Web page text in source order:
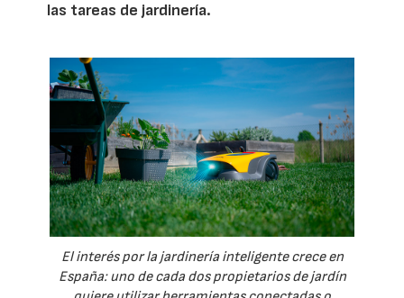
las tareas de jardinería.
El interés por la jardinería inteligente crece en
España: uno de cada dos propietarios de jardín